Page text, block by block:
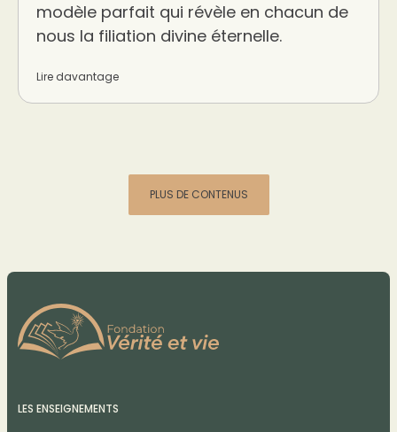
modèle parfait qui révèle en chacun de
nous la filiation divine éternelle.
Lire davantage
PLUS DE CONTENUS
LES ENSEIGNEMENTS